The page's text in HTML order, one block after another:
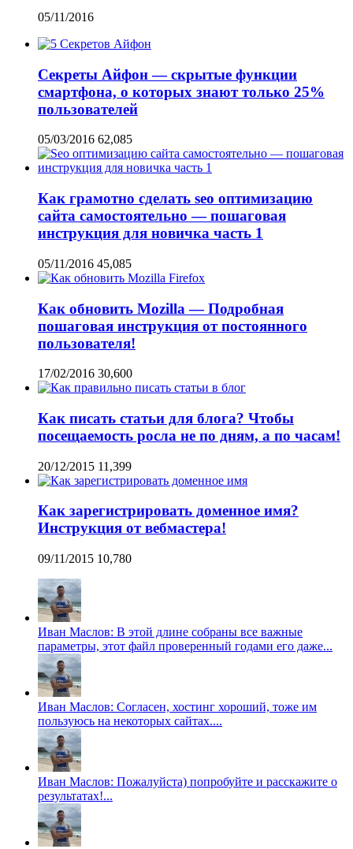
05/11/2016
Секреты Айфон — скрытые функции
смартфона, о которых знают только 25%
пользователей
05/03/2016 62,085
Как грамотно сделать seo оптимизацию
сайта самостоятельно — пошаговая
инструкция для новичка часть 1
05/11/2016 45,085
Как обновить Mozilla — Подробная
пошаговая инструкция от постоянного
пользователя!
17/02/2016 30,600
Как писать статьи для блога? Чтобы
посещаемость росла не по дням, а по часам!
20/12/2015 11,399
Как зарегистрировать доменное имя?
Инструкция от вебмастера!
09/11/2015 10,780
Иван Маслов: В этой длине собраны все важные
параметры, этот файл проверенный годами его даже...
Иван Маслов: Согласен, хостинг хороший, тоже им
пользуюсь на некоторых сайтах....
Иван Маслов: Пожалуйста) попробуйте и расскажите о
результатах!...